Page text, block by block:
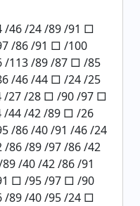
/46 /24 /89 /91 □
/86 /91 □ /100
/113 /89 /87 □ /85
/46 /44 □ /24 /25
/27 /28 □ /90 /97 □
/44 /42 /89 □ /26
/86 /40 /91 /46 /24
86 /89 /97 /86 /42
/40 /42 /86 /91
□ /95 /97 □ /90
/89 /40 /95 /24 □